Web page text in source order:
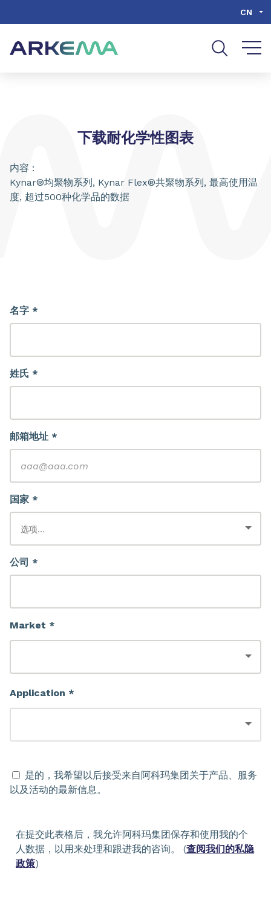
CN
下载耐化学性图表
内容 :
Kynar®均聚物系列, Kynar Flex®共聚物系列, 最高使用温
度, 超过500种化学品的数据
名字 *
姓氏 *
邮箱地址 *
国家 *
公司 *
Market *
Application *
是的，我希望以后接受来自阿科玛集团关于产品、服务
以及活动的最新信息。
在提交此表格后，我允许阿科玛集团保存和使用我的个
人数据，以用来处理和跟进我的咨询。 (查阅我们的私隐
政策)